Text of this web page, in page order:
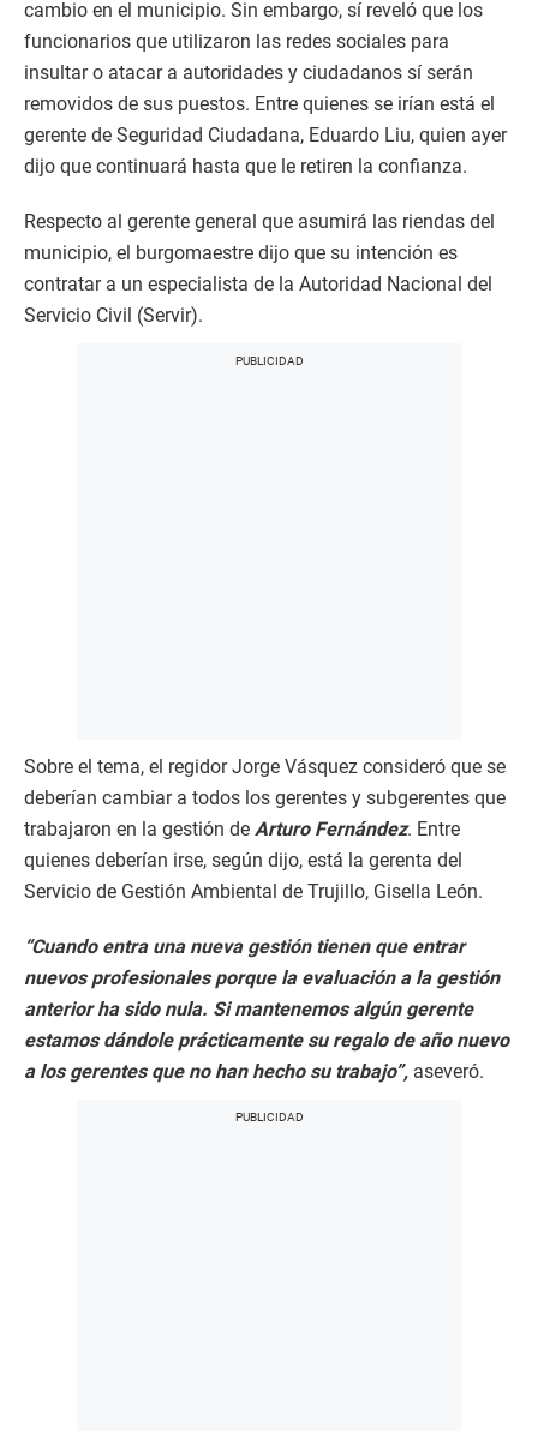
cambio en el municipio. Sin embargo, sí reveló que los
funcionarios que utilizaron las redes sociales para
insultar o atacar a autoridades y ciudadanos sí serán
removidos de sus puestos. Entre quienes se irían está el
gerente de Seguridad Ciudadana, Eduardo Liu, quien ayer
dijo que continuará hasta que le retiren la confianza.
Respecto al gerente general que asumirá las riendas del
municipio, el burgomaestre dijo que su intención es
contratar a un especialista de la Autoridad Nacional del
Servicio Civil (Servir).
Sobre el tema, el regidor Jorge Vásquez consideró que se
deberían cambiar a todos los gerentes y subgerentes que
trabajaron en la gestión de Arturo Fernández. Entre
quienes deberían irse, según dijo, está la gerenta del
Servicio de Gestión Ambiental de Trujillo, Gisella León.
“Cuando entra una nueva gestión tienen que entrar
nuevos profesionales porque la evaluación a la gestión
anterior ha sido nula. Si mantenemos algún gerente
estamos dándole prácticamente su regalo de año nuevo
a los gerentes que no han hecho su trabajo”, aseveró.